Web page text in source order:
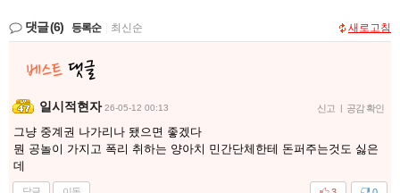
댓글(6) 등록순 최신순 새로고침
일시적현자 26-05-12 00:13 신고 공감 확인
그냥 중계권 나가리나 됐으면 좋겠다
뭔 공놀이 가지고 폭리 취하는 양아치 민간단체한테 돈퍼주는것도 싫은
데